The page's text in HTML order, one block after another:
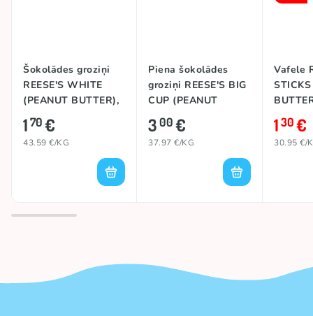
Šokolādes groziņi
REESE'S WHITE
(PEANUT BUTTER),
39,5g
170€
43.59 €/KG
Piena šokolādes
groziņi REESE'S BIG
CUP (PEANUT
BUTTER &
CARAMEL), 79g
300€
37.97 €/KG
Vafele
130€
30.95 €/